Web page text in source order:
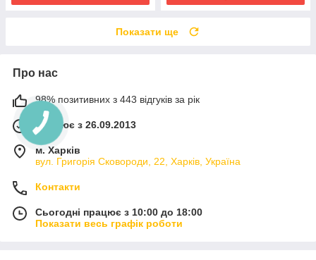
Показати ще
Про нас
98% позитивних з 443 відгуків за рік
Працює з 26.09.2013
м. Харків
вул. Григорія Сковороди, 22, Харків, Україна
Контакти
Сьогодні працює з 10:00 до 18:00
Показати весь графік роботи